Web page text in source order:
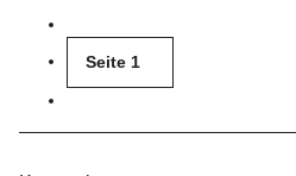
Seite 1